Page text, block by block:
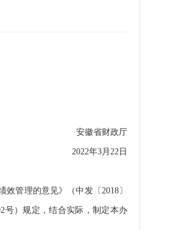
安徽省财政厅
2022年3月22日
管理的意见》（中发〔2018〕
号）规定，结合实际，制定本办